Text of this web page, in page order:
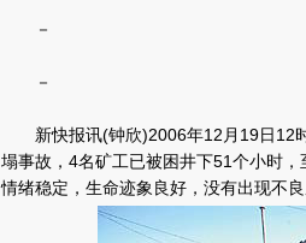
－
－
新快报讯(钟欣)2006年12月19日12
塌事故，4名矿工已被困井下51个小时
情绪稳定，生命迹象良好，没有出现不良